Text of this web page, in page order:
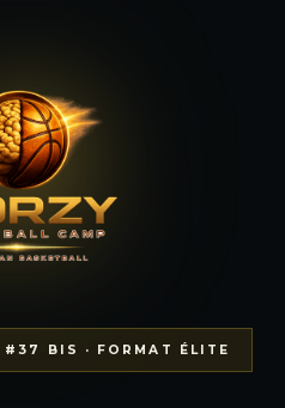
#37 BIS · FORMAT ÉLITE